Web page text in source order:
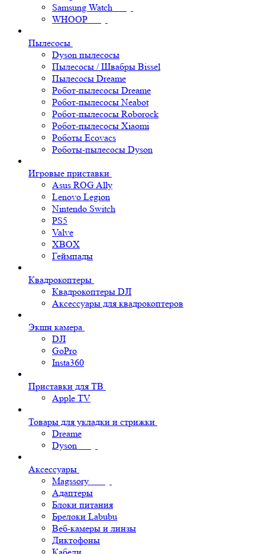
Samsung Watch
WHOOP
Пылесосы
Dyson пылесосы
Пылесосы / Швабры Bissel
Пылесосы Dreame
Робот-пылесосы Dreame
Робот-пылесосы Neabot
Робот-пылесосы Roborock
Робот-пылесосы Xiaomi
Роботы Ecovacs
Роботы-пылесосы Dyson
Игровые приставки
Asus ROG Ally
Lenovo Legion
Nintendo Switch
PS5
Valve
XBOX
Геймпады
Квадрокоптеры
Квадрокоптеры DJI
Аксессуары для квадрокоптеров
Экшн камера
DJI
GoPro
Insta360
Приставки для ТВ
Apple TV
Товары для укладки и стрижки
Dreame
Dyson
Аксессуары
Magssory
Адаптеры
Блоки питания
Брелоки Labubu
Веб-камеры и линзы
Диктофоны